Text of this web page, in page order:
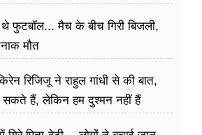
फुटबॉल... मैच के बीच गिरी बिजली,
मौत
रिजिजू ने राहुल गांधी से की बात,
सकते हैं, लेकिन हम दुश्मन नहीं हैं